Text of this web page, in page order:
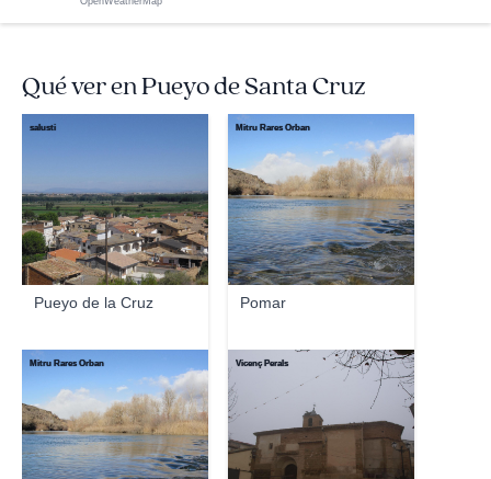
Qué ver en Pueyo de Santa Cruz
Pueyo de la Cruz
salusti
Pomar
Mitru Rares Orban
Mitru Rares Orban Vicenç Perals